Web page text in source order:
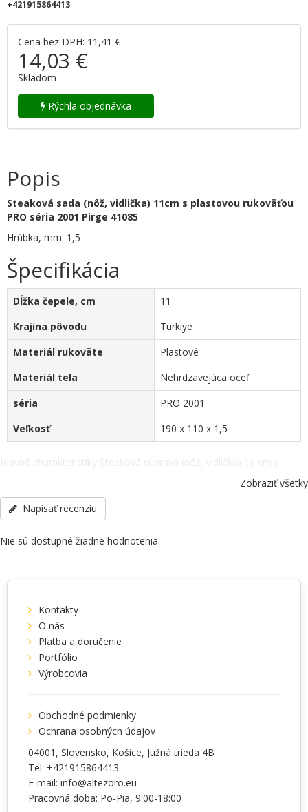
+421915864413
Cena bez DPH: 11,41 €
14,03 €
Skladom
Rýchla objednávka
Popis
Steaková sada (nôž, vidlička) 11cm s plastovou rukoväťou
PRO séria 2001 Pirge 41085
Hrúbka, mm: 1,5
Špecifikácia
Dĺžka čepele, cm
11
Krajina pôvodu
Türkiye
Materiál rukoväte
Plastové
Materiál tela
Nehrdzavejúca oceľ
séria
PRO 2001
Veľkosť
190 x 110 x 1,5
11, Krajina pôvodu - Türkiye, Materiál rukoväte - Plastové, Materiál
tela - Nehrdzavejúca oceľ, séria - PRO 2001, Veľkosť - 190 x 110 x
1,5, ostatné špecifikácie telefonicky: +38(067) 5710158.
Zobraziť všetky
Napísať recenziu
Nie sú dostupné žiadne hodnotenia.
Kontakty
O nás
Platba a doručenie
Portfólio
Výrobcovia
Obchodné podmienky
Ochrana osobných údajov
04001 , Slovensko, Košice, Južná trieda 4B
Tel: +421915864413
E-mail: info@altezoro.eu
Pracovná doba: Po-Pia, 9:00-18:00